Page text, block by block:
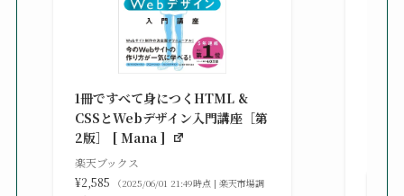
1冊ですべて身につくHTML &
CSSとWebデザイン入門講座［第
2版］ [ Mana ]
楽天ブックス
¥2,585
（2025/06/01 21:49時点 | 楽天市場調